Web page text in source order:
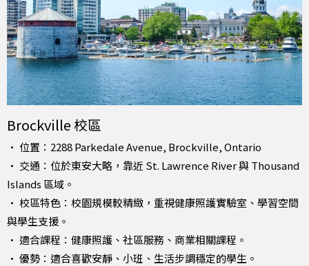
Brockville 校區
• 位置：2288 Parkedale Avenue, Brockville, Ontario
• 交通：位於東安大略，靠近 St. Lawrence River 與 Thousand
Islands 區域。
• 校區特色：校園規模較精緻，重視健康照護實驗室、學習空間
與學生支援。
• 適合課程：健康照護、社區服務、商業相關課程。
• 優勢：適合喜歡安靜、小班、生活步調穩定的學生。